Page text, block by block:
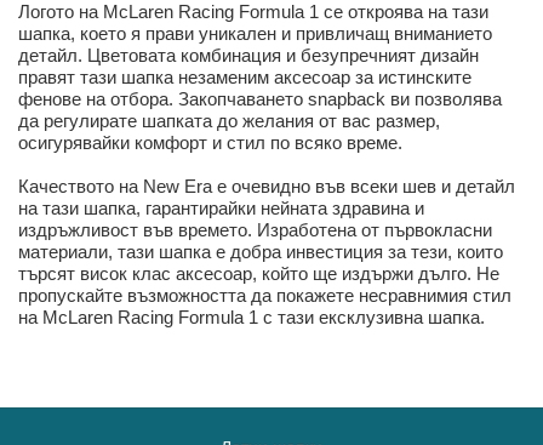
Логото на McLaren Racing Formula 1 се откроява на тази
шапка, което я прави уникален и привличащ вниманието
детайл. Цветовата комбинация и безупречният дизайн
правят тази шапка незаменим аксесоар за истинските
фенове на отбора. Закопчаването snapback ви позволява
да регулирате шапката до желания от вас размер,
осигурявайки комфорт и стил по всяко време.
Качеството на New Era е очевидно във всеки шев и детайл
на тази шапка, гарантирайки нейната здравина и
издръжливост във времето. Изработена от първокласни
материали, тази шапка е добра инвестиция за тези, които
търсят висок клас аксесоар, който ще издържи дълго. Не
пропускайте възможността да покажете несравнимия стил
на McLaren Racing Formula 1 с тази ексклузивна шапка.